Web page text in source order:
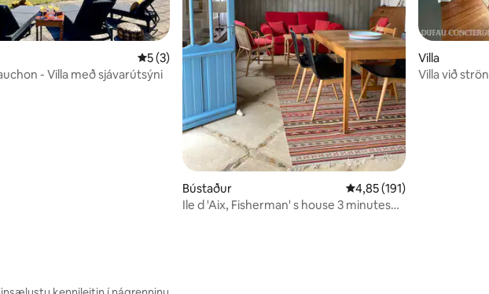
16 umsagnir 5 af 5 í meðaleinkunn, 3 umsagnir
5 (3)
- Villa með sjávarútsýni
Bústaður 4,85 af 5 í meðaleinkunn,
4,85 (191)
Ile d 'Aix, Fisherman' s house 3 minutes
Villa
Villa við